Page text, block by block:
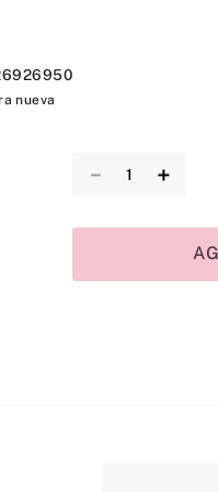
nueva
＋
－